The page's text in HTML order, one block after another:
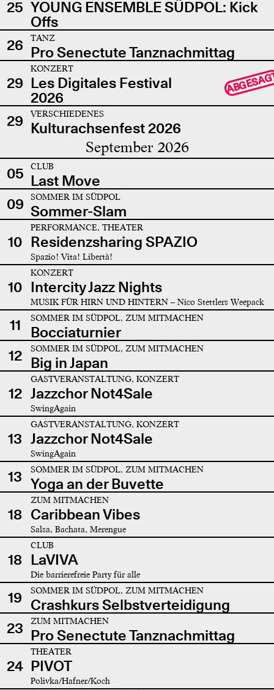
25 YOUNG ENSEMBLE SÜDPOL: Kick
Offs
26
TANZ
Pro Senectute Tanznachmittag
29
KONZERT
Les Digitales Festival
2026
29 VERSCHIEDENES
Kulturachsenfest 2026
September 2026
05 CLUB
Last Move
09
SOMMER IM SÜDPOL
Sommer-Slam
10
PERFORMANCE, THEATER
Residenzsharing SPAZIO
Spazio! Vita! Libertà!
10
KONZERT
Intercity Jazz Nights
MUSIK FÜR HIRN UND HINTERN – Nico Stettlers Weepack
11 SOMMER IM SÜDPOL, ZUM MITMACHEN
Bocciaturnier
12
SOMMER IM SÜDPOL, ZUM MITMACHEN
Big in Japan
12
GASTVERANSTALTUNG, KONZERT
Jazzchor Not4Sale
SwingAgain
13
GASTVERANSTALTUNG, KONZERT
Jazzchor Not4Sale
SwingAgain
13 SOMMER IM SÜDPOL, ZUM MITMACHEN
Yoga an der Buvette
18
ZUM MITMACHEN
Caribbean Vibes
Salsa, Bachata, Merengue
18
CLUB
LaVIVA
Die barrierefreie Party für alle
19 SOMMER IM SÜDPOL, ZUM MITMACHEN
Crashkurs Selbstverteidigung
23
ZUM MITMACHEN
Pro Senectute Tanznachmittag
24
THEATER
PIVOT
Polivka/Hafner/Koch